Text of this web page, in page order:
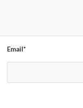
Email*